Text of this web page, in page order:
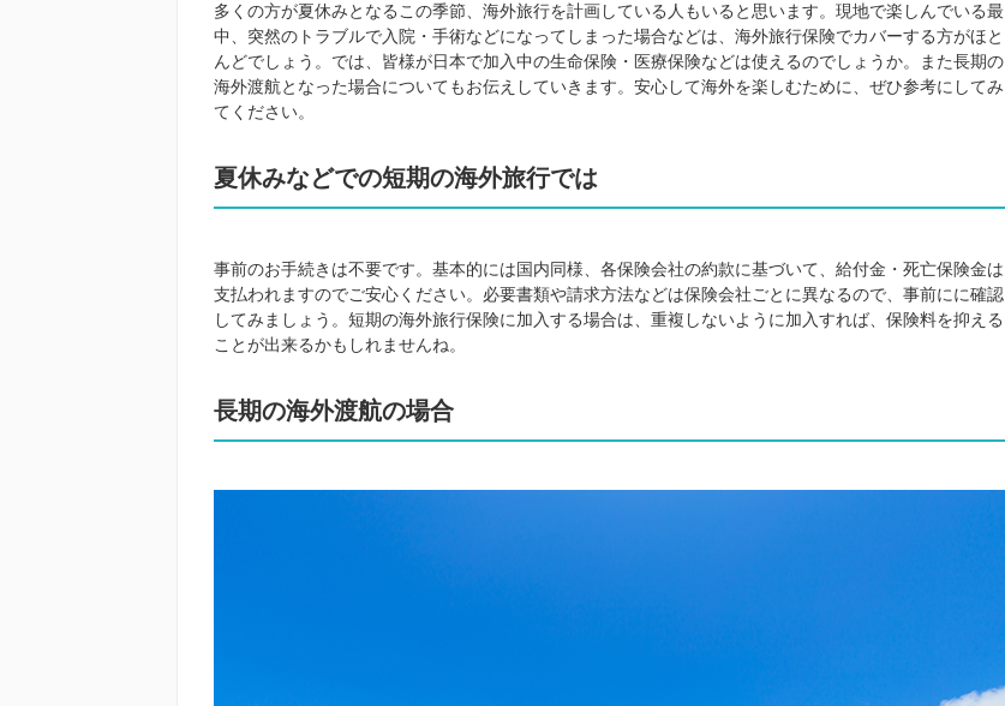
多くの方が夏休みとなるこの季節、海外旅行を計画している人もいると思います。現地で楽しんでいる最
中、突然のトラブルで入院・手術などになってしまった場合などは、海外旅行保険でカバーする方がほと
んどでしょう。では、皆様が日本で加入中の生命保険・医療保険などは使えるのでしょうか。また長期の
海外渡航となった場合についてもお伝えしていきます。安心して海外を楽しむために、ぜひ参考にしてみ
てください。
夏休みなどでの短期の海外旅行では
事前のお手続きは不要です。基本的には国内同様、各保険会社の約款に基づいて、給付金・死亡保険金は
支払われますのでご安心ください。必要書類や請求方法などは保険会社ごとに異なるので、事前にに確認
してみましょう。短期の海外旅行保険に加入する場合は、重複しないように加入すれば、保険料を抑える
ことが出来るかもしれませんね。
長期の海外渡航の場合